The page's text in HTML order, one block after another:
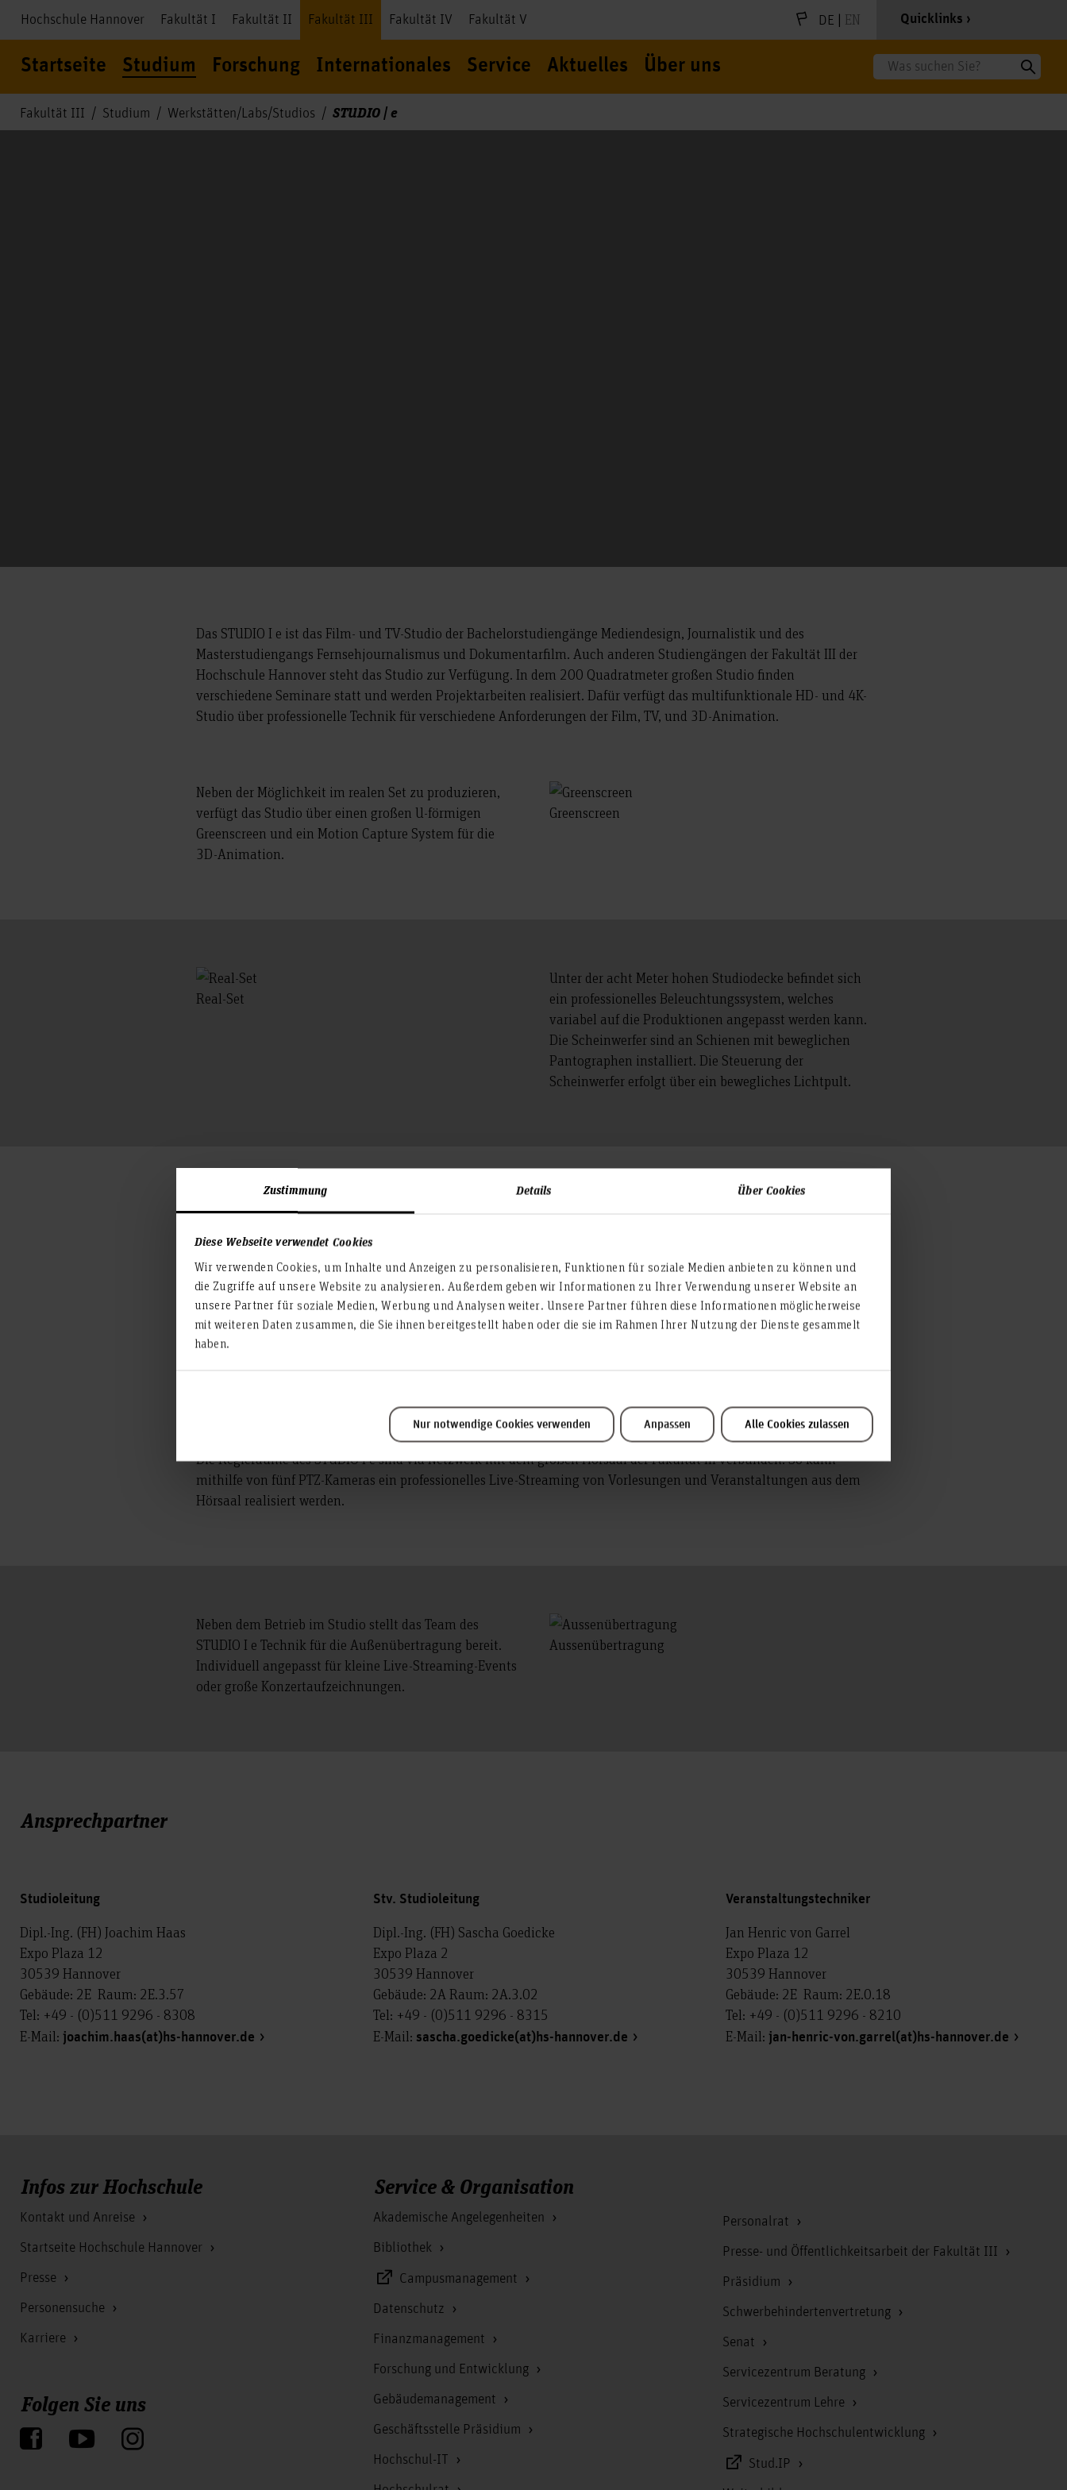
Zustimmung Details Über Cookies
Diese Webseite verwendet Cookies
Wir verwenden Cookies, um Inhalte und Anzeigen zu personalisieren, Funktionen für soziale Medien anbieten zu können und
die Zugriffe auf unsere Website zu analysieren. Außerdem geben wir Informationen zu Ihrer Verwendung unserer Website an
unsere Partner für soziale Medien, Werbung und Analysen weiter. Unsere Partner führen diese Informationen möglicherweise
mit weiteren Daten zusammen, die Sie ihnen bereitgestellt haben oder die sie im Rahmen Ihrer Nutzung der Dienste gesammelt
haben.
Nur notwendige Cookies verwenden Anpassen Alle Cookies zulassen
Hochschule Hannover Fakultät I Fakultät II Fakultät III Fakultät IV Fakultät V DE | EN Quicklinks
Startseite Studium Forschung Internationales Service Aktuelles Über uns Suche
Fakultät III Studium Werkstätten/Labs/Studios STUDIO | e
Das STUDIO I e ist das Film- und TV-Studio der Bachelorstudiengänge Mediendesign, Journalistik und des
Masterstudiengangs Fernsehjournalismus und Dokumentarfilm. Auch anderen Studiengängen der Fakultät III der
Hochschule Hannover steht das Studio zur Verfügung. In dem 200 Quadratmeter großen Studio finden
verschiedene Seminare statt und werden Projektarbeiten realisiert. Dafür verfügt das multifunktionale HD- und 4K-
Studio über professionelle Technik für verschiedene Anforderungen der Film, TV, und 3D-Animation.
Neben der Möglichkeit im realen Set zu produzieren,
verfügt das Studio über einen großen U-förmigen
Greenscreen und ein Motion Capture System für die
3D-Animation.
Greenscreen
Real-Set
Unter der acht Meter hohen Studiodecke befindet sich
ein professionelles Beleuchtungssystem, welches
variabel auf die Produktionen angepasst werden kann.
Die Scheinwerfer sind an Schienen mit beweglichen
Pantographen installiert. Die Steuerung der
Scheinwerfer erfolgt über ein bewegliches Lichtpult.
Für TV-Produktionen stehen vier professionelle Studiokameras bereit. In der Bild-Regie und der separaten Ton-Regie
ist an unterschiedlichen Arbeitsplätzen alles vorhanden, um eine professionelle TV-Sendung live oder als
Die Regieräume des STUDIO I e sind via Netzwerk mit dem großen Hörsaal der Fakultät III verbunden. So kann
mithilfe von fünf PTZ-Kameras ein professionelles Live-Streaming von Vorlesungen und Veranstaltungen aus dem
Hörsaal realisiert werden.
Neben dem Betrieb im Studio stellt das Team des
STUDIO I e Technik für die Außenübertragung bereit.
Individuell angepasst für kleine Live-Streaming-Events
oder große Konzertaufzeichnungen.
Aussenübertragung
Ansprechpartner
Studioleitung
Dipl.-Ing. (FH) Joachim Haas
Expo Plaza 12
30539 Hannover
Gebäude: 2E Raum: 2E.3.57
Tel: +49 - (0)511 9296 - 8308
E-Mail: joachim.haas(at)hs-hannover.de
Stv. Studioleitung
Dipl.-Ing. (FH) Sascha Goedicke
Expo Plaza 2
30539 Hannover
Gebäude: 2A Raum: 2A.3.02
Tel: +49 - (0)511 9296 - 8315
E-Mail: sascha.goedicke(at)hs-hannover.de
Veranstaltungstechniker
Jan Henric von Garrel
Expo Plaza 12
30539 Hannover
Gebäude: 2E Raum: 2E.0.18
Tel: +49 - (0)511 9296 - 8210
E-Mail: jan-henric-von.garrel(at)hs-hannover.de
Infos zur Hochschule
Kontakt und Anreise
Startseite Hochschule Hannover
Presse
Personensuche
Karriere
Folgen Sie uns
Service & Organisation
Akademische Angelegenheiten
Bibliothek
Campusmanagement
Datenschutz
Finanzmanagement
Forschung und Entwicklung
Gebäudemanagement
Geschäftsstelle Präsidium
Hochschul-IT
Personalrat
Presse- und Öffentlichkeitsarbeit der Fakultät III
Präsidium
Schwerbehindertenvertretung
Senat
Servicezentrum Beratung
Servicezentrum Lehre
Strategische Hochschulentwicklung
Stud.IP